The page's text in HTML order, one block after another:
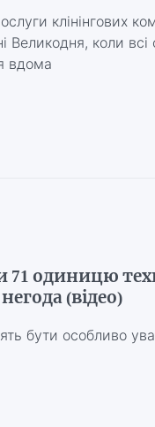
клінінгових
Великодня, коли
вдома
71 одиницю
(відео)
бути особливо